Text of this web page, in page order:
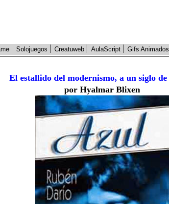
Solojuegos Creatuweb AulaScript Gifs Animados
El estallido del modernismo, a un siglo de
por Hyalmar Blixen